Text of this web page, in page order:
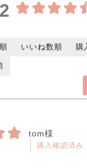
いいね数順 購
tom様
購入確認済み